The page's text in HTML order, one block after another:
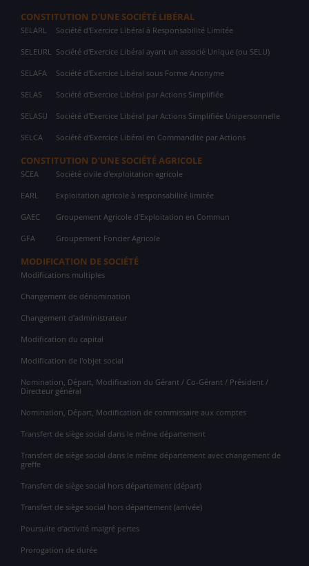
CONSTITUTION D'UNE SOCIÉTÉ LIBÉRAL
SELARL Société d'Exercice Libéral à Responsabilité Limitée
SELEURL Société d'Exercice Libéral ayant un associé Unique (ou SELU)
SELAFA Société d'Exercice Libéral sous Forme Anonyme
SELAS Société d'Exercice Libéral par Actions Simplifiée
SELASU Société d'Exercice Libéral par Actions Simplifiée Unipersonnelle
SELCA Société d'Exercice Libéral en Commandite par Actions
CONSTITUTION D'UNE SOCIÉTÉ AGRICOLE
SCEA Société civile d'exploitation agricole
EARL Exploitation agricole à responsabilité limitée
GAEC Groupement Agricole d'Exploitation en Commun
GFA Groupement Foncier Agricole
MODIFICATION DE SOCIÉTÉ
Modifications multiples
Changement de dénomination
Changement d'administrateur
Modification du capital
Modification de l'objet social
Nomination, Départ, Modification du Gérant / Co-Gérant / Président /
Directeur général
Nomination, Départ, Modification de commissaire aux comptes
Transfert de siège social dans le même département
Transfert de siège social dans le même département avec changement de
greffe
Transfert de siège social hors département (départ)
Transfert de siège social hors département (arrivée)
Poursuite d'activité malgré pertes
Prorogation de durée